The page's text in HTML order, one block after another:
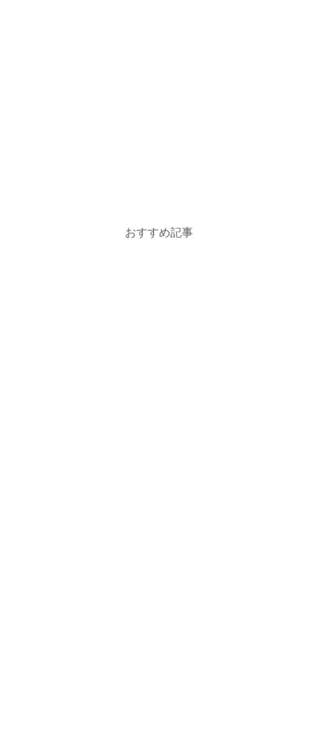
おすすめ記事